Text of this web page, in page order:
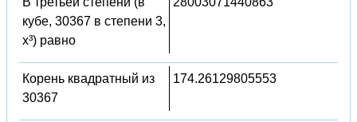
кубе, 30367 в степени 3,
x³) равно
Корень квадратный из
30367
174.26129805553